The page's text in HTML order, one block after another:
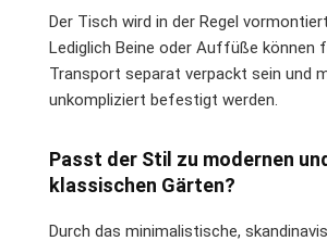
Der Tisch wird in der Regel
Lediglich Beine oder Auffüße können
Transport separat verpackt sein und
unkompliziert befestigt werden.
Passt der Stil zu modernen
klassischen Gärten?
Durch das minimalistische,